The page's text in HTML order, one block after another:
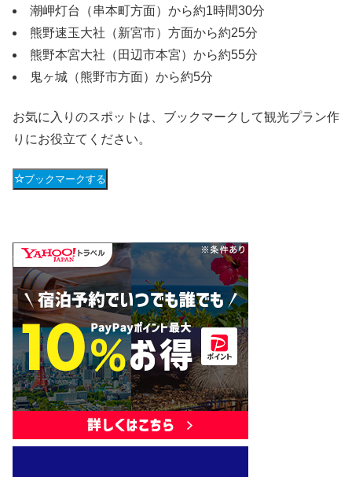
潮岬灯台（串本町方面）から約1時間30分
熊野速玉大社（新宮市）方面から約25分
熊野本宮大社（田辺市本宮）から約55分
鬼ヶ城（熊野市方面）から約5分
お気に入りのスポットは、ブックマークして観光プラン作
りにお役立てください。
ブックマークする